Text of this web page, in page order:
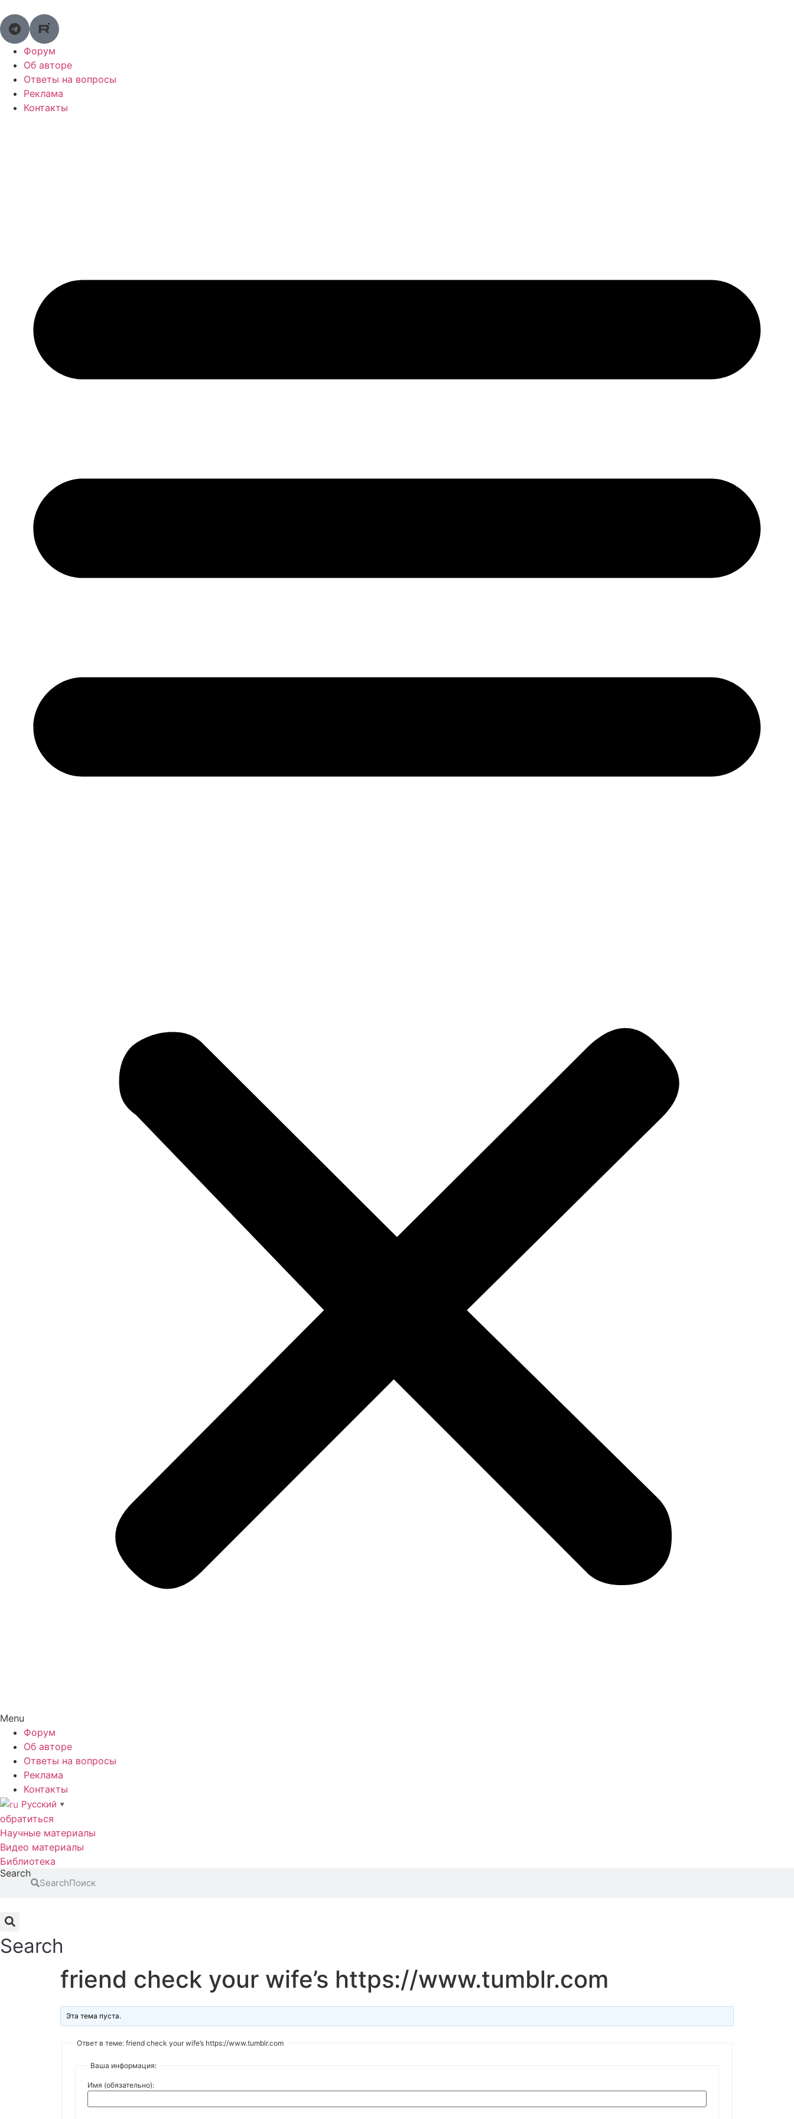
к
содержимому
Форум
Об авторе
Ответы на вопросы
Реклама
Контакты
Menu
Форум
Об авторе
Ответы на вопросы
Реклама
Контакты
Русский ▼
обратиться
Научные материалы
Видео материалы
Библиотека
Search
Search
Search
friend check your wife’s https://www.tumblr.com
Эта тема пуста.
Ответ в теме: friend check your wife’s https://www.tumblr.com
Ваша информация:
Имя (обязательно):